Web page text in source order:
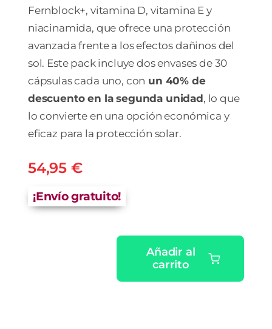
Fernblock+, vitamina D, vitamina E y
niacinamida, que ofrece una protección
avanzada frente a los efectos dañinos del
sol. Este pack incluye dos envases de 30
cápsulas cada uno, con un 40% de
descuento en la segunda unidad, lo que
lo convierte en una opción económica y
eficaz para la protección solar.
54,95 €
¡Envío gratuito!
Añadir al
carrito